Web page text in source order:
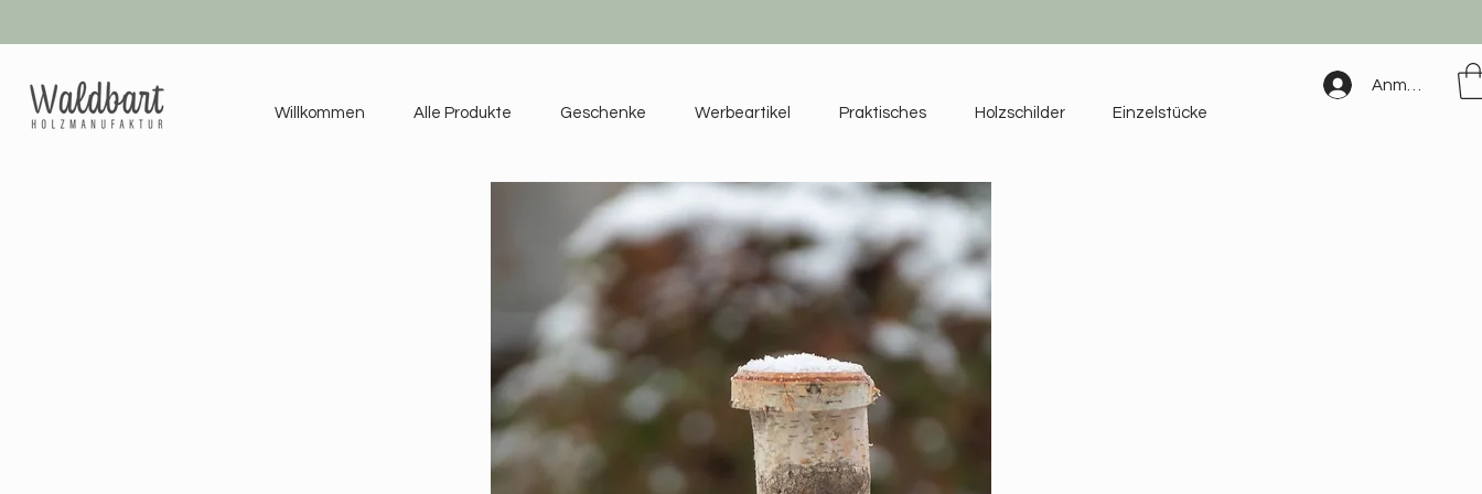
Willkommen Alle Produkte Geschenke Werbeartikel Praktisches Holzschilder Einzelstücke
Anmelden